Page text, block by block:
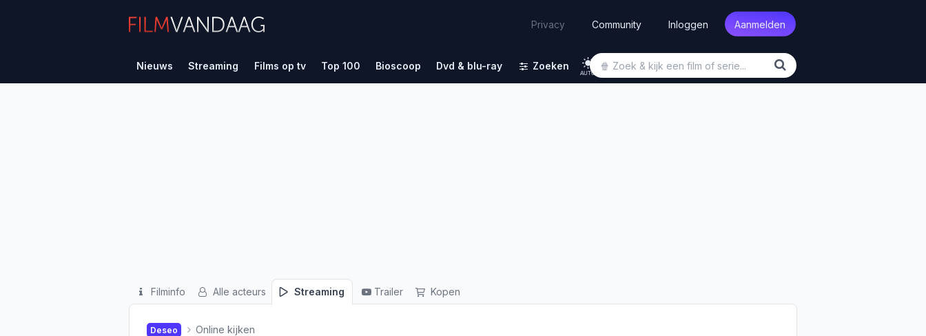
Privacy Community Inloggen Aanmelden
Nieuws Streaming Films op tv Top 100 Bioscoop Dvd & blu-ray Zoeken
AUTO
Filminfo Alle acteurs Streaming Trailer Kopen
Deseo Online kijken